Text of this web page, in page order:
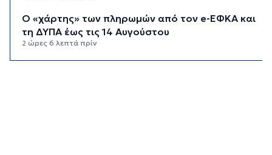
Ο «χάρτης» των πληρωμών από τον e-ΕΦΚΑ και
τη ΔΥΠΑ έως τις 14 Αυγούστου
2 ώρες 6 λεπτά πρίν